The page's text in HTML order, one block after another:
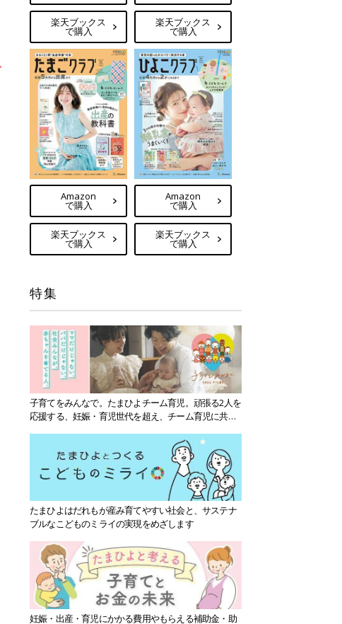
楽天ブックス
で購入
楽天ブックス
で購入
Amazon
で購入
楽天ブックス
で購入
Amazon
で購入
楽天ブックス
で購入
特集
子育てをみんなで。たまひよチーム育児。頑張る2人を
応援する、妊娠・育児世代を超え、チーム育児に共感
たまひよはだれもが産み育てやすい社会と、サステナ
ブルなこどものミライの実現をめざします
妊娠・出産・育児にかかる費用やもらえる補助金・助